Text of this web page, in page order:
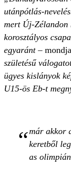
utánpótlás-
mert Új-Zélandon
korosztályos
egyaránt–
születésű
ügyes kislányok
U15-ös Eb-t
már akkor
keretből
as